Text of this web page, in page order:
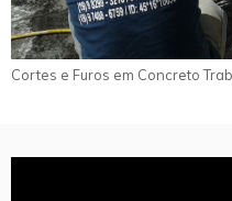
Cortes e Furos em Concreto